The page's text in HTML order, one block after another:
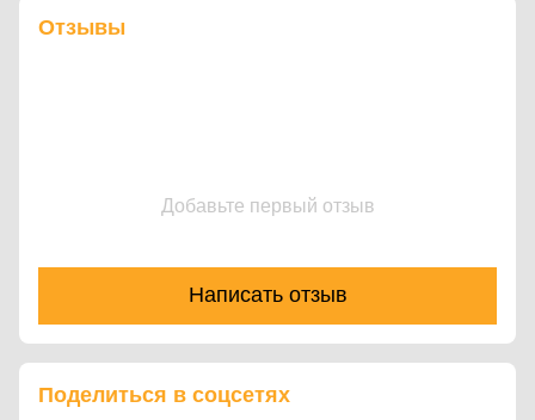
Отзывы
Добавьте первый отзыв
Написать отзыв
Поделиться в соцсетях